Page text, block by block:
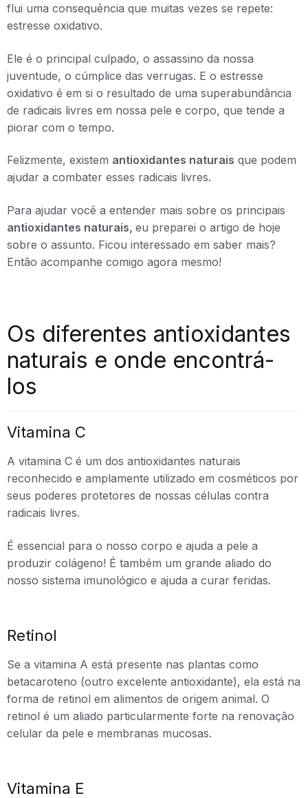
flui uma consequência que muitas vezes se repete:
estresse oxidativo.
Ele é o principal culpado, o assassino da nossa
juventude, o cúmplice das verrugas. E o estresse
oxidativo é em si o resultado de uma superabundância
de radicais livres em nossa pele e corpo, que tende a
piorar com o tempo.
Felizmente, existem antioxidantes naturais que podem
ajudar a combater esses radicais livres.
Para ajudar você a entender mais sobre os principais
antioxidantes naturais, eu preparei o artigo de hoje
sobre o assunto. Ficou interessado em saber mais?
Então acompanhe comigo agora mesmo!
Os diferentes antioxidantes
naturais e onde encontrá-
los
Vitamina C
A vitamina C é um dos antioxidantes naturais
reconhecido e amplamente utilizado em cosméticos por
seus poderes protetores de nossas células contra
radicais livres.
É essencial para o nosso corpo e ajuda a pele a
produzir colágeno! É também um grande aliado do
nosso sistema imunológico e ajuda a curar feridas.
Retinol
Se a vitamina A está presente nas plantas como
betacaroteno (outro excelente antioxidante), ela está na
forma de retinol em alimentos de origem animal. O
retinol é um aliado particularmente forte na renovação
celular da pele e membranas mucosas.
Vitamina E